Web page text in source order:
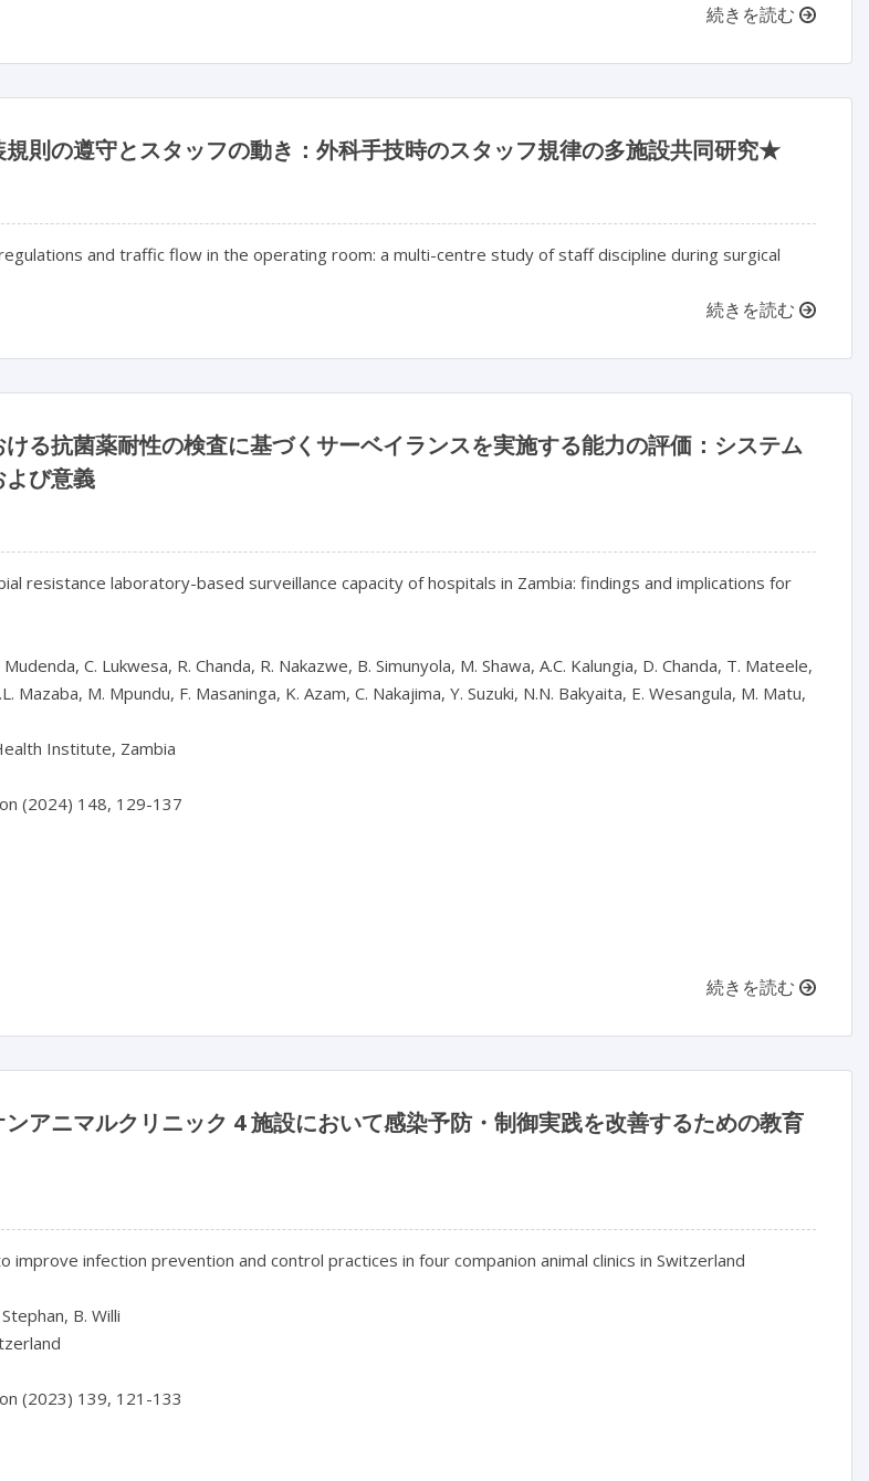
続きを読む
則の遵守とスタッフの動き：外科手技時のスタッフ規律の多施設共同研究★
and traffic flow in the operating room: a multi-centre study of staff discipline during surgical
続きを読む
る抗菌薬耐性の検査に基づくサーベイランスを実施する能力の評価：システム
び意義
resistance laboratory-based surveillance capacity of hospitals in Zambia: findings and implications for
Mudenda, C. Lukwesa, R. Chanda, R. Nakazwe, B. Simunyola, M. Shawa, A.C. Kalungia, D. Chanda, T. Mateele,
Mazaba, M. Mpundu, F. Masaninga, K. Azam, C. Nakajima, Y. Suzuki, N.N. Bakyaita, E. Wesangula, M. Matu,
Institute, Zambia
(2024) 148, 129-137
続きを読む
アニマルクリニック 4 施設において感染予防・制御実践を改善するための教育
improve infection prevention and control practices in four companion animal clinics in Switzerland
B. Willi
(2023) 139, 121-133